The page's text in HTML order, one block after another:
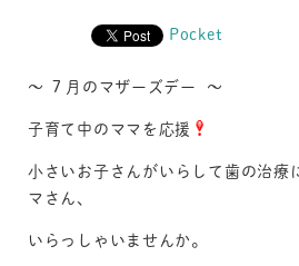
Pocket
～ ７月のマザーズデー ～
子育て中のママを応援
小さいお子さんがいらして歯の治療
マさん、
いらっしゃいませんか。